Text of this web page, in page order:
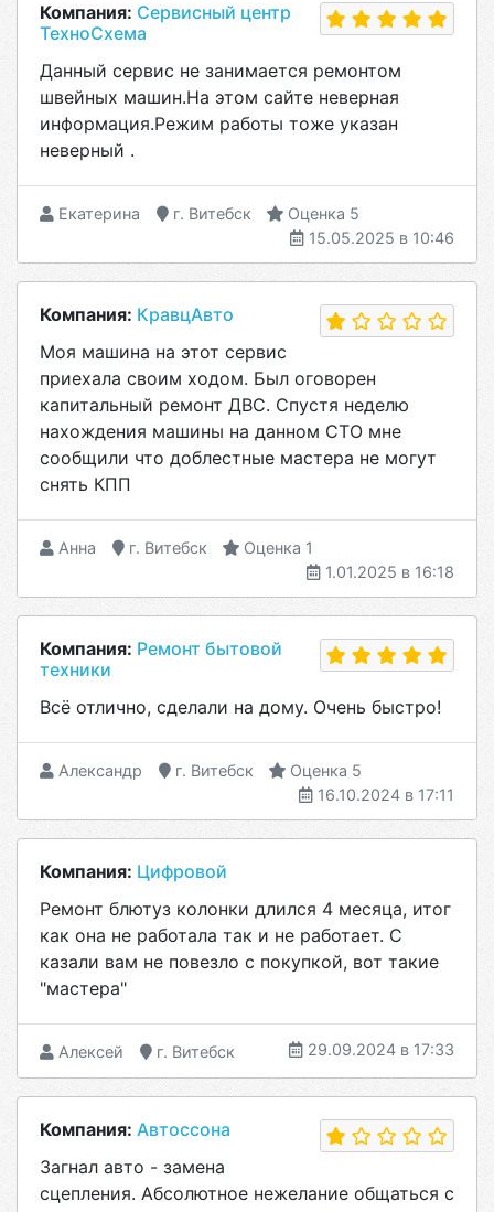
Компания: Сервисный центр
ТехноСхема
Данный сервис не занимается ремонтом
швейных машин.На этом сайте неверная
информация.Режим работы тоже указан
неверный .
Екатерина г. Витебск
Оценка 5
15.05.2025 в 10:46
Компания: КравцАвто
Моя машина на этот сервис
приехала своим ходом. Был оговорен
капитальный ремонт ДВС. Спустя неделю
нахождения машины на данном СТО мне
сообщили что доблестные мастера не могут
снять КПП
Анна г. Витебск
Оценка 1
1.01.2025 в 16:18
Компания: Ремонт бытовой
техники
Всё отлично, сделали на дому. Очень быстро!
Александр г. Витебск
Оценка 5
16.10.2024 в 17:11
Компания: Цифровой
Ремонт блютуз колонки длился 4 месяца, итог
как она не работала так и не работает. С
казали вам не повезло с покупкой, вот такие
"мастера"
Алексей г. Витебск 29.09.2024 в 17:33
Компания: Автоссона
Загнал авто - замена
сцепления. Абсолютное нежелание общаться с